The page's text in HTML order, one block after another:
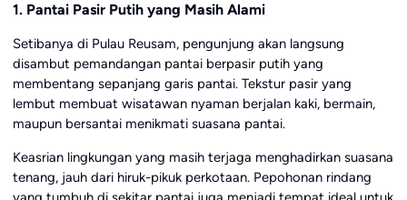
1. Pantai Pasir Putih yang Masih Alami
Setibanya di Pulau Reusam, pengunjung akan langsung
disambut pemandangan pantai berpasir putih yang
membentang sepanjang garis pantai. Tekstur pasir yang
lembut membuat wisatawan nyaman berjalan kaki, bermain,
maupun bersantai menikmati suasana pantai.
Keasrian lingkungan yang masih terjaga menghadirkan suasana
tenang, jauh dari hiruk-pikuk perkotaan. Pepohonan rindang